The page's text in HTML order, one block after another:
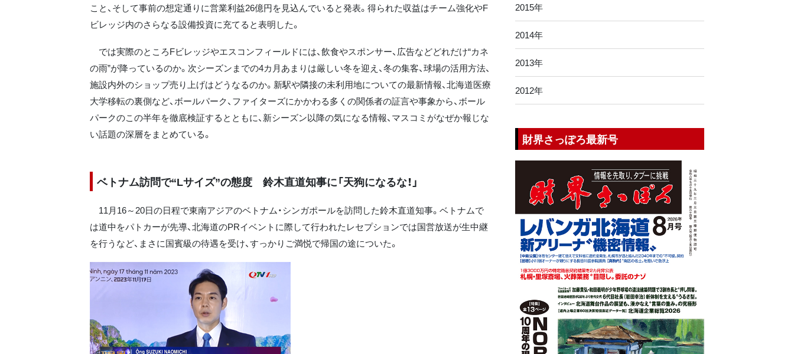
こと、そして事前の想定通りに営業利益26億円を見込んでいると発表。得られた収益はチーム強化やF
ビレッジ内のさらなる設備投資に充てると表明した。
では実際のところFビレッジやエスコンフィールドには、飲食やスポンサー、広告などどれだけ“カネ
の雨”が降っているのか。次シーズンまでの4カ月あまりは厳しい冬を迎え、冬の集客、球場の活用方法、
施設内外のショップ売り上げはどうなるのか。新駅や隣接の未利用地についての最新情報、北海道医療
大学移転の裏側など、ボールパーク、ファイターズにかかわる多くの関係者の証言や事象から、ボール
パークのこの半年を徹底検証するとともに、新シーズン以降の気になる情報、マスコミがなぜか報じな
い話題の深層をまとめている。
ベトナム訪問で“Lサイズ”の態度 鈴木直道知事に「天狗になるな！」
11月16～20日の日程で東南アジアのベトナム・シンガポールを訪問した鈴木直道知事。ベトナムで
は道中をパトカーが先導、北海道のPRイベントに際して行われたレセプションでは国営放送が生中継
を行うなど、まさに国賓級の待遇を受け、すっかりご満悦で帰国の途についた。
2015年
2014年
2013年
2012年
財界さっぽろ最新号